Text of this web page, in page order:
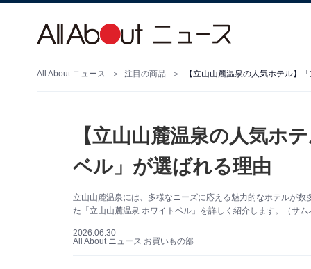
All About ニュース 注目の商品 【立山山麓温泉の人気ホテル】
【立山山麓温泉の人気ホ
ベル」が選ばれる理由
立山山麓温泉には、多様なニーズに応える魅力的なホテルが
た「立山山麓温泉 ホワイトベル」を詳しく紹介します。（サ
2026.06.30
All About ニュース お買いもの部